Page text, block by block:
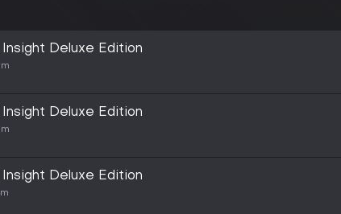
Insight Deluxe Edition
Insight Deluxe Edition
Insight Deluxe Edition